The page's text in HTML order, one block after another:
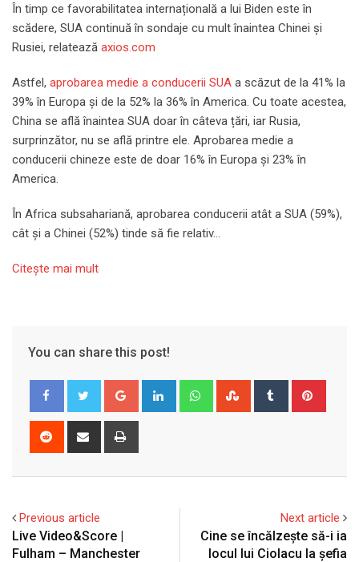
În timp ce favorabilitatea internațională a lui Biden este în
scădere, SUA continuă în sondaje cu mult înaintea Chinei și
Rusiei, relatează axios.com
Astfel, aprobarea medie a conducerii SUA a scăzut de la 41% la
39% în Europa și de la 52% la 36% în America. Cu toate acestea,
China se află înaintea SUA doar în câteva țări, iar Rusia,
surprinzător, nu se află printre ele. Aprobarea medie a
conducerii chineze este de doar 16% în Europa și 23% în
America.
În Africa subsahariană, aprobarea conducerii atât a SUA (59%),
cât și a Chinei (52%) tinde să fie relativ…
Citeşte mai mult
You can share this post!
Google+ LinkedIn WhatsappStumbleUpon
Tumblr
Reddit
Share
Previous article
Live Video&Score |
Fulham – Manchester
Next article
Cine se încălzește să-i ia
locul lui Ciolacu la șefia